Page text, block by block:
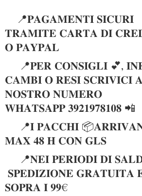
📍𝐏𝐀𝐆𝐀𝐌𝐄𝐍𝐓𝐈 𝐒𝐈𝐂𝐔𝐑𝐈
𝐓𝐑𝐀𝐌𝐈𝐓𝐄 𝐂𝐀𝐑𝐓𝐀 𝐃𝐈
𝐎 𝐏𝐀𝐘𝐏𝐀𝐋
📍𝐏𝐄𝐑 𝐂𝐎𝐍𝐒𝐈𝐆𝐋𝐈 💕,
𝐂𝐀𝐌𝐁𝐈 𝐎 𝐑𝐄𝐒𝐈 𝐒𝐂𝐑𝐈𝐕𝐈𝐂𝐈
𝐍𝐎𝐒𝐓𝐑𝐎 𝐍𝐔𝐌𝐄𝐑𝐎
𝐖𝐇𝐀𝐓𝐒𝐀𝐏𝐏 𝟑𝟗𝟐𝟏𝟗𝟕𝟖𝟏𝟎𝟖 📲
📍𝐈 𝐏𝐀𝐂𝐂𝐇𝐈
𝐌𝐀𝐗 𝟒𝟖 𝐇 𝐂𝐎𝐍 𝐆𝐋𝐒
📍𝐍𝐄𝐈 𝐏𝐄𝐑𝐈𝐎𝐃𝐈 𝐃𝐈
𝐒𝐏𝐄𝐃𝐈𝐙𝐈𝐎𝐍𝐄 𝐆𝐑𝐀𝐓𝐔𝐈𝐓𝐀
𝐒𝐎𝐏𝐑𝐀 𝐈 𝟗𝟗€